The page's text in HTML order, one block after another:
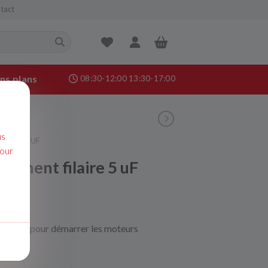
plans 08:30-12:00 13:30-17:00
5 UF
filaire 5 uF
filaire pour démarrer les moteurs